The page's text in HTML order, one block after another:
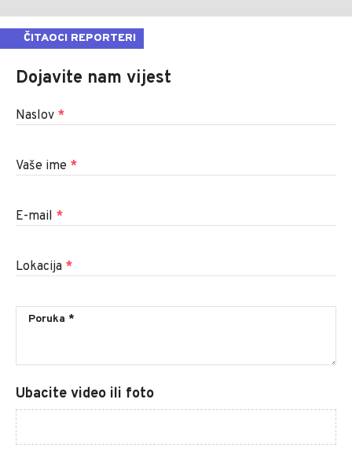
ČITAOCI REPORTERI
Dojavite nam vijest
Naslov *
Vaše ime *
E-mail *
Lokacija *
Ubacite video ili foto